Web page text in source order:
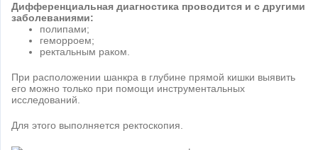
Дифференциальная диагностика проводится и с другими
заболеваниями:
полипами;
геморроем;
ректальным раком.
При расположении шанкра в глубине прямой кишки выявить
его можно только при помощи инструментальных
исследований.
Для этого выполняется ректоскопия.